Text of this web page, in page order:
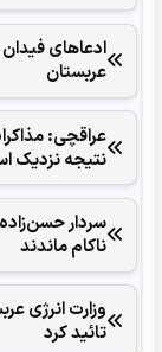
ادعاهای فیدان
عربستان
عراقچی:
نتیجه نزدیک
سردار
ناکام ماندند
وزارت انرژی
تائید کرد